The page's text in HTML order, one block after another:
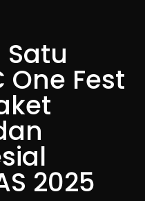
One Fest
2025